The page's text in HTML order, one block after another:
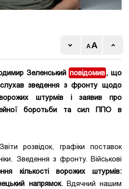
Зеленський повідомив, що
зведення з фронту щодо
ворожих штурмів і заявив про
боротьби та сил ППО в
розвідок, графіки поставок
Зведення з фронту. Військові
кількості ворожих штурмів:
напрямок.Вдячний нашим